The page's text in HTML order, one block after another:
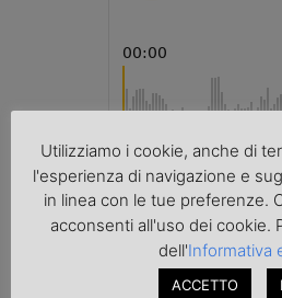
Normativa
La riforma del Codice della
sull’autotrasporto
Imprenditore di Prato
col muletto
Utilizziamo i cookie, anche di
l'esperienza di navigazione e
in linea con le tue preferenze.
acconsenti all'uso dei cookie.
dell'Informativa
ACCETTO